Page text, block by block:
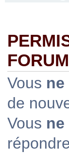
FORUM
Vous ne
de
Vous ne